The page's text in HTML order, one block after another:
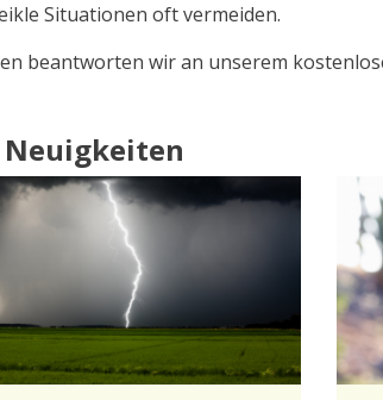
Situationen oft vermeiden.
beantworten wir an unserem